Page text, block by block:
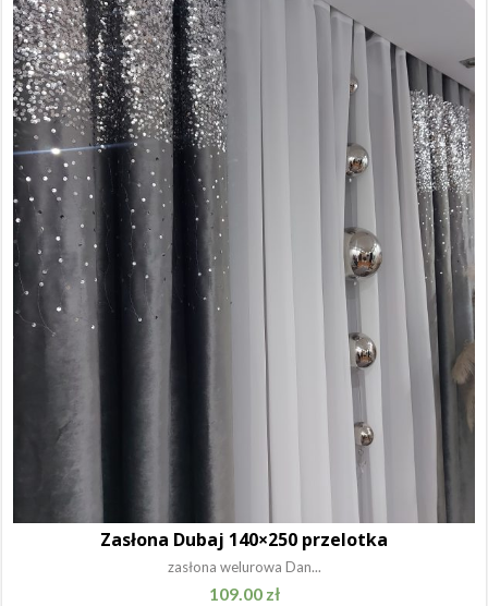
Zasłona Dubaj 140×250 przelotka
zasłona welurowa Dan...
109.00 zł